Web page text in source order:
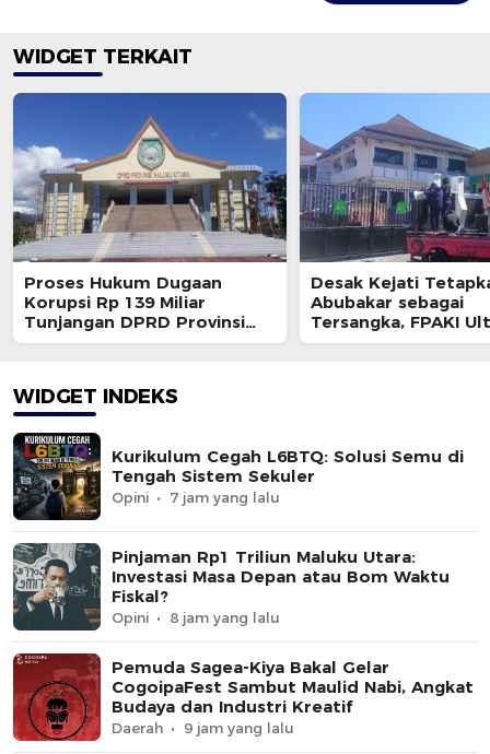
WIDGET TERKAIT
Proses Hukum Dugaan
Korupsi Rp 139 Miliar
Tunjangan DPRD Provinsi
Bakal Dihentikan ?
Desak Kejati
Abubakar sebagai
Tersangka, FPAKI
Kajati dan BPK
WIDGET INDEKS
Kurikulum Cegah L6BTQ: Solusi Semu di
Tengah Sistem Sekuler
Opini 7 jam yang lalu
Pinjaman Rp1 Triliun Maluku Utara:
Investasi Masa Depan atau Bom Waktu
Fiskal?
Opini 8 jam yang lalu
Pemuda Sagea-Kiya Bakal Gelar
CogoipaFest Sambut Maulid Nabi, Angkat
Budaya dan Industri Kreatif
Daerah 9 jam yang lalu